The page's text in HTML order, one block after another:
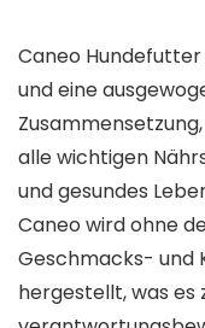
Caneo
und eine
alle wichtigen
und gesundes
Caneo wird ohne
Geschmacks- und
hergestellt, was es